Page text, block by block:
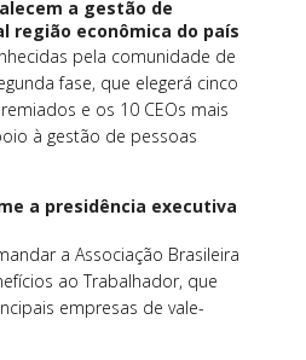
a gestão de
região econômica do país
pela comunidade de
fase, que elegerá cinco
e os 10 CEOs mais
à gestão de pessoas
a presidência executiva
a Associação Brasileira
ao Trabalhador, que
empresas de vale-